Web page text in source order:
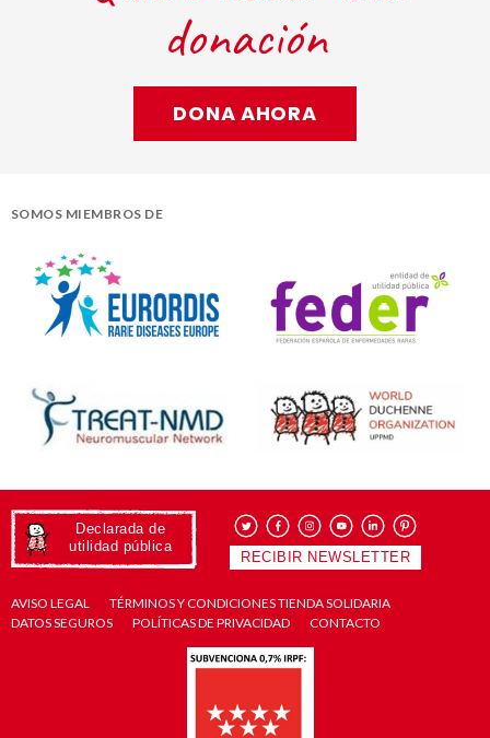
donación
DONA AHORA
SOMOS MIEMBROS DE
Declarada de
utilidad pública
RECIBIR NEWSLETTER
AVISO LEGAL
TÉRMINOS Y CONDICIONES TIENDA SOLIDARIA
DATOS SEGUROS
POLÍTICAS DE PRIVACIDAD CONTACTO